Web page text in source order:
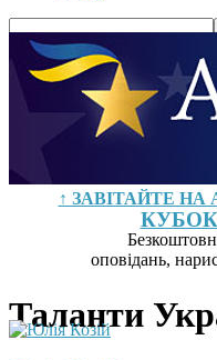
↑ ЗАВІТАЙТЕ НА
оповідань,
Таланти